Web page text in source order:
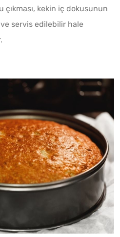
çıkması, kekin iç dokusunun
servis edilebilir hale